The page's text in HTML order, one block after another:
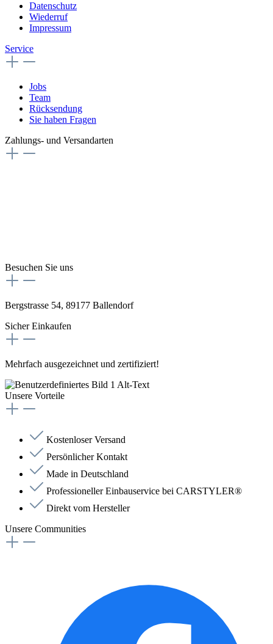
Datenschutz
Wiederruf
Impressum
Service
Jobs
Team
Rücksendung
Sie haben Fragen
Zahlungs- und Versandarten
Besuchen Sie uns
Bergstrasse 54, 89177 Ballendorf
Sicher Einkaufen
Mehrfach ausgezeichnet und zertifiziert!
Unsere Vorteile
Kostenloser Versand
Persönlicher Kontakt
Made in Deutschland
Professioneller Einbauservice bei CARSTYLER®
Direkt vom Hersteller
Unsere Communities